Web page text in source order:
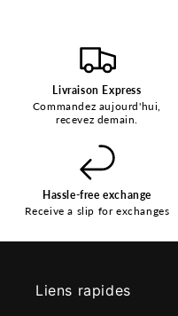
Livraison Express
Commandez aujourd'hui,
recevez demain.
Hassle-free exchange
Receive a slip for exchanges
Liens rapides